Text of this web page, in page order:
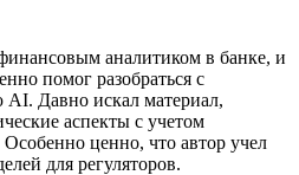
аналитиком в банке, и
помог разобраться с
Давно искал материал,
аспекты с учетом
ценно, что автор учел
для регуляторов.